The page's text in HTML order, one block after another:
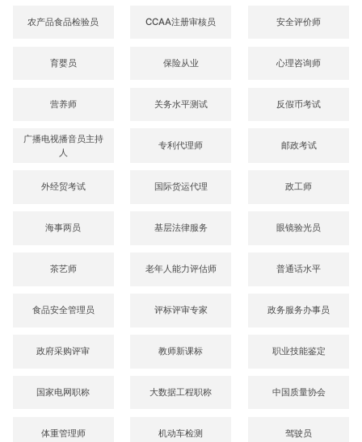
农产品食品检验员 CCAA注册审核员 安全评价师
育婴员 保险从业 心理咨询师
营养师 关务水平测试 反假币考试
广播电视播音员主持
人
专利代理师 邮政考试
外经贸考试 国际货运代理 政工师
海事两员 基层法律服务 眼镜验光员
茶艺师 老年人能力评估师 普通话水平
食品安全管理员 评标评审专家 政务服务办事员
政府采购评审 教师新课标 职业技能鉴定
国家电网职称 大数据工程职称 中国质量协会
体重管理师 机动车检测 驾驶员